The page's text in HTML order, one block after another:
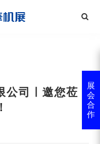
公司 | 邀您莅
展
会
合
作